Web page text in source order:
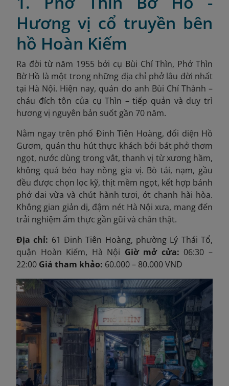
Hương vị cổ truyền bên
hồ Hoàn Kiếm
Ra đời từ năm 1955 bởi cụ Bùi Chí Thìn, Phở Thìn
Bờ Hồ là một trong những địa chỉ phở lâu đời nhất
tại Hà Nội. Hiện nay, quán do anh Bùi Chí Thành –
cháu đích tôn của cụ Thìn – tiếp quản và duy trì
hương vị nguyên bản suốt gần 70 năm.
Nằm ngay trên phố Đinh Tiên Hoàng, đối diện Hồ
Gươm, quán thu hút thực khách bởi bát phở thơm
ngọt, nước dùng trong vắt, thanh vị từ xương hầm,
không quá béo hay nồng gia vị. Bò tái, nạm, gầu
đều được chọn lọc kỹ, thịt mềm ngọt, kết hợp bánh
phở dai vừa và chút hành tươi, ớt chanh hài hòa.
Không gian giản dị, đậm nét Hà Nội xưa, mang đến
trải nghiệm ẩm thực gần gũi và chân thật.
Địa chỉ: 61 Đinh Tiên Hoàng, phường Lý Thái Tổ,
quận Hoàn Kiếm, Hà Nội Giờ mở cửa: 06:30 –
22:00 Giá tham khảo: 60.000 – 80.000 VND